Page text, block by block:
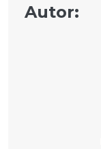
Autor: